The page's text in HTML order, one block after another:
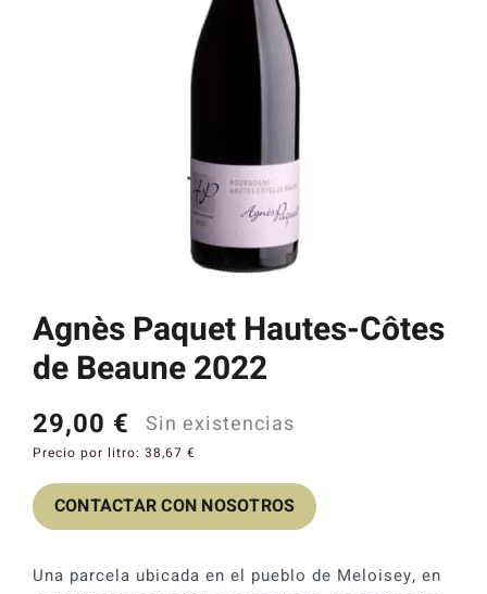
Agnès Paquet Hautes-Côtes
de Beaune 2022
29,00 € Sin existencias
Precio por litro: 38,67 €
CONTACTAR CON NOSOTROS
Una parcela ubicada en el pueblo de Meloisey, en